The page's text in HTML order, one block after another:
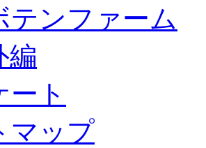
テンファーム
編
ート
マップ